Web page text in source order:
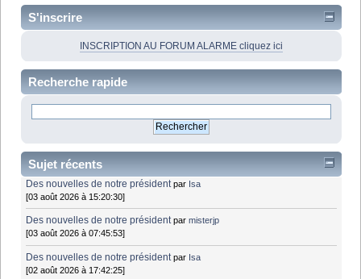
S'inscrire
INSCRIPTION AU FORUM ALARME cliquez ici
Recherche rapide
Sujet récents
Des nouvelles de notre président par Isa
[03 août 2026 à 15:20:30]
Des nouvelles de notre président parmisterjp
[03 août 2026 à 07:45:53]
Des nouvelles de notre président par Isa
[02 août 2026 à 17:42:25]